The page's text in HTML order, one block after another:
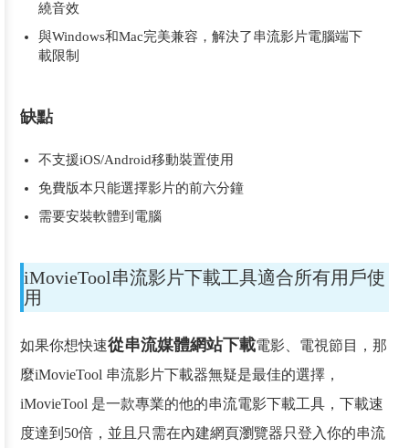
繞音效
與Windows和Mac完美兼容，解決了串流影片電腦端下
載限制
缺點
不支援iOS/Android移動裝置使用
免費版本只能選擇影片的前六分鐘
需要安裝軟體到電腦
iMovieTool串流影片下載工具適合所有用戶使
用
如果你想快速從串流媒體網站下載電影、電視節目，那
麼iMovieTool 串流影片下載器無疑是最佳的選擇，
iMovieTool 是一款專業的他的串流電影下載工具，下載速
度達到50倍，並且只需在內建網頁瀏覽器只登入你的串流